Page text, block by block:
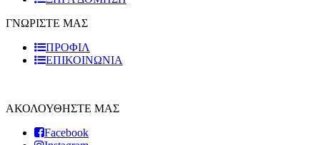
ΓΝΩΡΙΣΤΕ ΜΑΣ
ΠΡΟΦΙΛ
ΕΠΙΚΟΙΝΩΝΙΑ
ΑΚΟΛΟΥΘΗΣΤΕ ΜΑΣ
Facebook